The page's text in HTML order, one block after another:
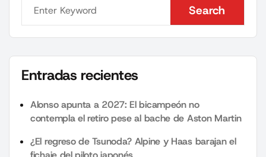
Search
Search
Entradas recientes
Alonso apunta a 2027: El bicampeón no
contempla el retiro pese al bache de Aston Martin
¿El regreso de Tsunoda? Alpine y Haas barajan el